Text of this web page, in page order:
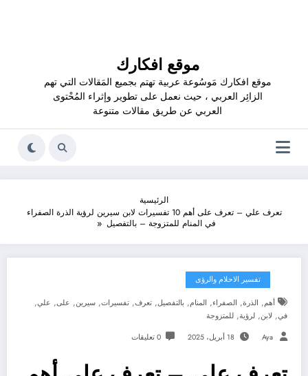
موقع افكارك
موقع افكارك مَوسُوعة عربية تهتم بجميع المَقالات التي تهم
الزائِر العربي ، حيث نعمل على تطوير وإثراء المُحْتوى
العربي عن طريق مقالات متنوعة
الرئيسية
تعرف علي – تعرف على أهم 10 تفسيرات لابن سيرين لرؤية الذرة الصفراء
في المنام للمتزوجة – بالتفصيل
تفسير الاحلام والرؤى
أهم, الذرة, الصفراء, المنام, بالتفصيل, تعرف, تفسيرات, سيرين, على, علي,
في, لابن, لرؤية, للمتزوجة
Aya 18 أبريل، 2025 0 تعليقات